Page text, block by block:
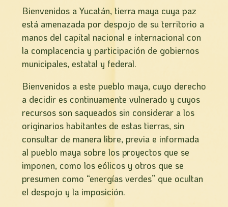
Bienvenidos a Yucatán, tierra maya cuya paz
está amenazada por despojo de su territorio a
manos del capital nacional e internacional con
la complacencia y participación de gobiernos
municipales, estatal y federal.
Bienvenidos a este pueblo maya, cuyo derecho
a decidir es continuamente vulnerado y cuyos
recursos son saqueados sin considerar a los
originarios habitantes de estas tierras, sin
consultar de manera libre, previa e informada
al pueblo maya sobre los proyectos que se
imponen, como los eólicos y otros que se
presumen como “energías verdes” que ocultan
el despojo y la imposición.